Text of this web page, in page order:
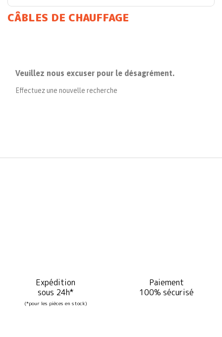
CÂBLES DE CHAUFFAGE
Veuillez nous excuser pour le désagrément.
Effectuez une nouvelle recherche
Expédition
sous 24h*
(*pour les pièces en stock)
Paiement
100% sécurisé